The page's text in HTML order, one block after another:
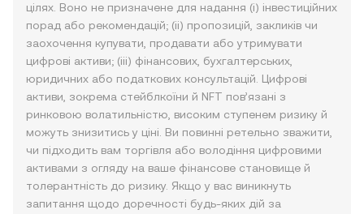
цілях. Воно не призначене для надання (i) інвестиційних
порад або рекомендацій; (ii) пропозицій, закликів чи
заохочення купувати, продавати або утримувати
цифрові активи; (iii) фінансових, бухгалтерських,
юридичних або податкових консультацій. Цифрові
активи, зокрема стейблкоїни й NFT пов’язані з
ринковою волатильністю, високим ступенем ризику й
можуть знизитись у ціні. Ви повинні ретельно зважити,
чи підходить вам торгівля або володіння цифровими
активами з огляду на ваше фінансове становище й
толерантність до ризику. Якщо у вас виникнуть
запитання щодо доречності будь-яких дій за